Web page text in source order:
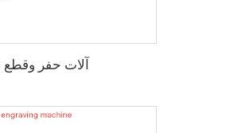
آلات حفر وقطع